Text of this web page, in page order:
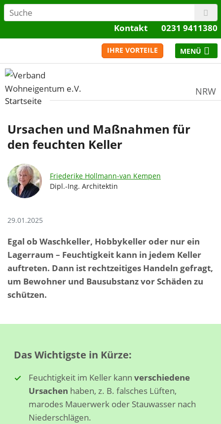
Kontakt 0231 9411380
IHRE VORTEILE
NRW
Startseite
Ursachen und Maßnahmen für
den feuchten Keller
Friederike Hollmann-van Kempen
Dipl.-Ing. Architektin
29.01.2025
Egal ob Waschkeller, Hobbykeller oder nur ein
Lagerraum – Feuchtigkeit kann in jedem Keller
auftreten. Dann ist rechtzeitiges Handeln gefragt,
um Bewohner und Bausubstanz vor Schäden zu
schützen.
Das Wichtigste in Kürze:
Feuchtigkeit im Keller kann verschiedene
Ursachen haben, z. B. falsches Lüften,
marodes Mauerwerk oder Stauwasser nach
Niederschlägen.